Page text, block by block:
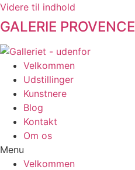
Videre til indhold
GALERIE PROVENCE
Velkommen
Udstillinger
Kunstnere
Blog
Kontakt
Om os
Menu
Velkommen